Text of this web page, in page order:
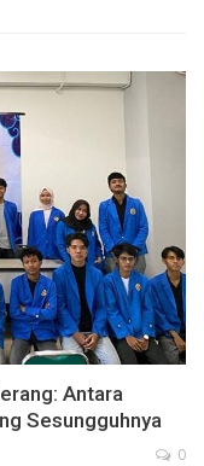
Antara
Sesungguhnya
0